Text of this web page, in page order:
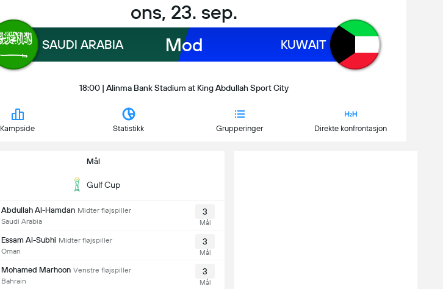
ons, 23. sep.
SAUDI ARABIA Mod KUWAIT
18:00 | Alinma Bank Stadium at King Abdullah Sport City
Kampside Statistikk Grupperinger Direkte konfrontasjon
Mål
Gulf Cup
Abdullah Al-Hamdan Midter fløjspiller
Saudi Arabia
3
Mål
Essam Al-Subhi Midter fløjspiller
Oman
3
Mål
Mohamed Marhoon Venstre fløjspiller
Bahrain
3
Mål